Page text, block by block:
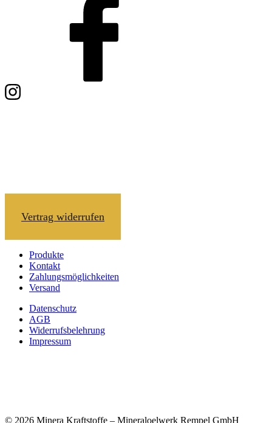
Vertrag widerrufen
Produkte
Kontakt
Zahlungsmöglichkeiten
Versand
Datenschutz
AGB
Widerrufsbelehrung
Impressum
© 2026 Minera Kraftstoffe – Mineraloelwerk Rempel GmbH